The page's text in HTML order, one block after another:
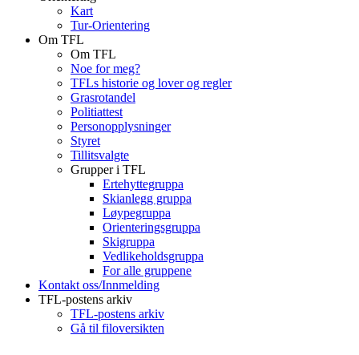
Kart
Tur-Orientering
Om TFL
Om TFL
Noe for meg?
TFLs historie og lover og regler
Grasrotandel
Politiattest
Personopplysninger
Styret
Tillitsvalgte
Grupper i TFL
Ertehyttegruppa
Skianlegg gruppa
Løypegruppa
Orienteringsgruppa
Skigruppa
Vedlikeholdsgruppa
For alle gruppene
Kontakt oss/Innmelding
TFL-postens arkiv
TFL-postens arkiv
Gå til filoversikten